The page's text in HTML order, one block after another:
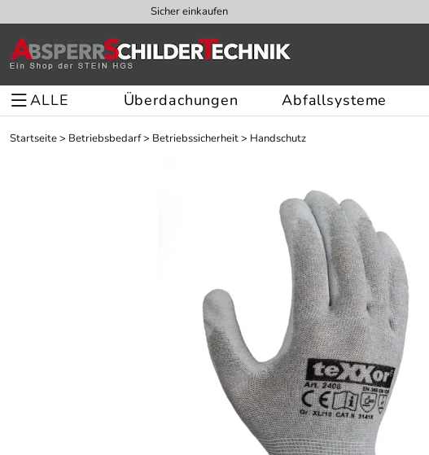
Sicher einkaufen
ALLE Überdachungen Abfallsysteme
Startseite> Betriebsbedarf> Betriebssicherheit> Handschutz